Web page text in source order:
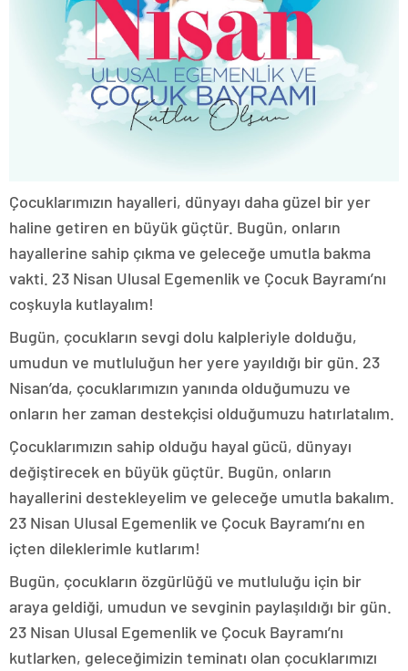
Çocuklarımızın hayalleri, dünyayı daha güzel bir yer
haline getiren en büyük güçtür. Bugün, onların
hayallerine sahip çıkma ve geleceğe umutla bakma
vakti. 23 Nisan Ulusal Egemenlik ve Çocuk Bayramı’nı
coşkuyla kutlayalım!
Bugün, çocukların sevgi dolu kalpleriyle dolduğu,
umudun ve mutluluğun her yere yayıldığı bir gün. 23
Nisan’da, çocuklarımızın yanında olduğumuzu ve
onların her zaman destekçisi olduğumuzu hatırlatalım.
Çocuklarımızın sahip olduğu hayal gücü, dünyayı
değiştirecek en büyük güçtür. Bugün, onların
hayallerini destekleyelim ve geleceğe umutla bakalım.
23 Nisan Ulusal Egemenlik ve Çocuk Bayramı’nı en
içten dileklerimle kutlarım!
Bugün, çocukların özgürlüğü ve mutluluğu için bir
araya geldiği, umudun ve sevginin paylaşıldığı bir gün.
23 Nisan Ulusal Egemenlik ve Çocuk Bayramı’nı
kutlarken, geleceğimizin teminatı olan çocuklarımızı